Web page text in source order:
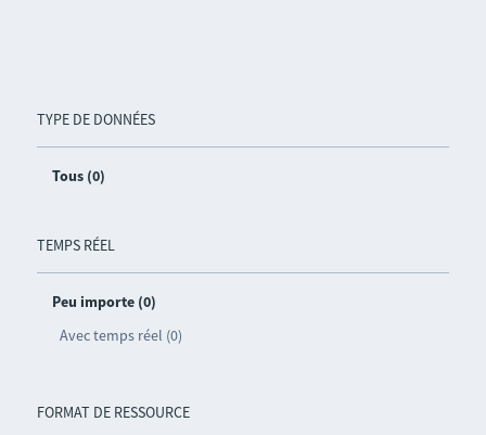
TYPE DE DONNÉES
Tous (0)
TEMPS RÉEL
Peu importe (0)
Avec temps réel (0)
FORMAT DE RESSOURCE